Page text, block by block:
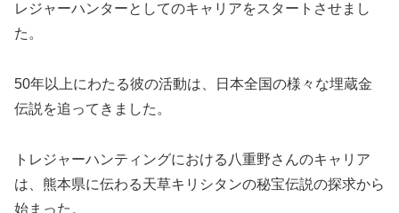
レジャーハンターとしてのキャリアをスタートさせまし
た。
50年以上にわたる彼の活動は、日本全国の様々な埋蔵金
伝説を追ってきました。
トレジャーハンティングにおける八重野さんのキャリア
は、熊本県に伝わる天草キリシタンの秘宝伝説の探求から
始まった。